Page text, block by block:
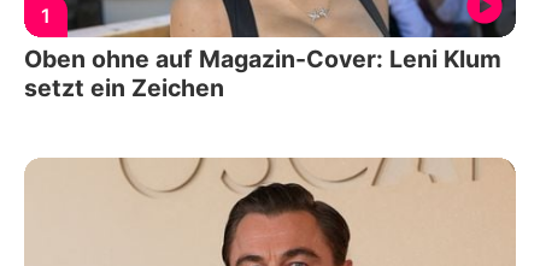
1
Oben ohne auf Magazin-Cover: Leni Klum
setzt ein Zeichen